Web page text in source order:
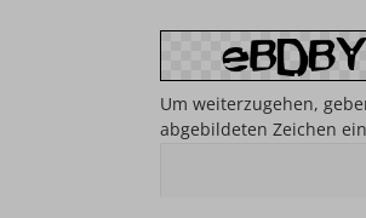
Heizen/ Kühlen -
Sommerbetrieb
*
Um weiterzugehen,
abgebildeten Zeichen ein